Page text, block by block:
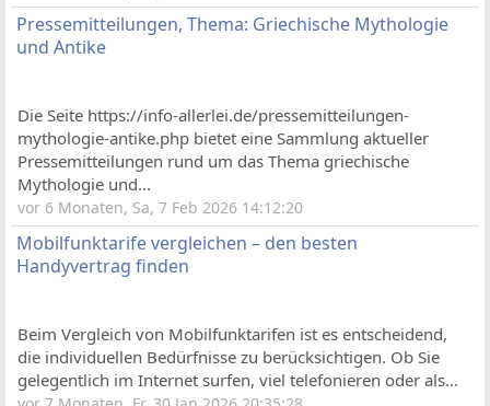
Pressemitteilungen, Thema: Griechische Mythologie
und Antike
Die Seite https://info-allerlei.de/pressemitteilungen-
mythologie-antike.php bietet eine Sammlung aktueller
Pressemitteilungen rund um das Thema griechische
Mythologie und...
vor 6 Monaten, Sa, 7 Feb 2026 14:12:20
Mobilfunktarife vergleichen – den besten
Handyvertrag finden
Beim Vergleich von Mobilfunktarifen ist es entscheidend,
die individuellen Bedürfnisse zu berücksichtigen. Ob Sie
gelegentlich im Internet surfen, viel telefonieren oder als...